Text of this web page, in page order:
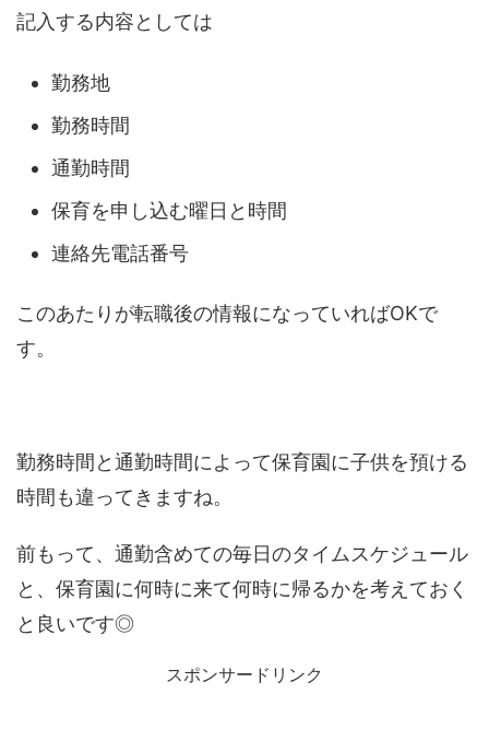
記入する内容としては
勤務地
勤務時間
通勤時間
保育を申し込む曜日と時間
連絡先電話番号
このあたりが転職後の情報になっていればOKで
す。
勤務時間と通勤時間によって保育園に子供を預ける
時間も違ってきますね。
前もって、通勤含めての毎日のタイムスケジュール
と、保育園に何時に来て何時に帰るかを考えておく
と良いです◎
スポンサードリンク